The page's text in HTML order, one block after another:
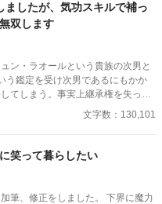
ましたが、気功スキルで補っ
双します
ン・ラオールという貴族の次男と
う鑑定を受け次男であるにもかか
てしまう。事実上継承権を失った
の指導を受け、剣に気を込める気
ルの才能が開花し、自然界より魔
文字数：130,101
笑って暮らしたい
正をしました。 下界に魔力